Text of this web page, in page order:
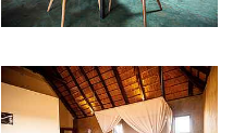
Show larger version